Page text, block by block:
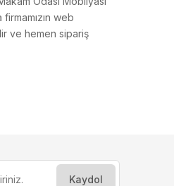
web
ve hemen sipariş